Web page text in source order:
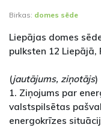
Birkas: domes sēde
Liepājas domes
pulksten 12 Liepājā,
(jautājums, ziņotājs)
1. Ziņojums par
valstspilsētas
energokrīzes